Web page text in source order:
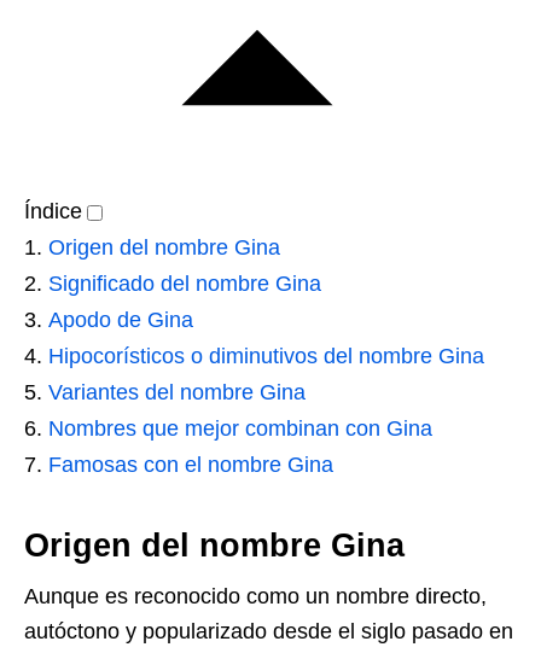
Índice
Origen del nombre Gina
Significado del nombre Gina
Apodo de Gina
Hipocorísticos o diminutivos del nombre Gina
Variantes del nombre Gina
Nombres que mejor combinan con Gina
Famosas con el nombre Gina
Origen del nombre Gina
Aunque es reconocido como un nombre directo,
autóctono y popularizado desde el siglo pasado en